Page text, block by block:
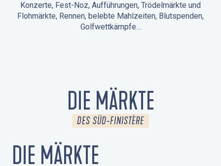
Konzerte, Fest-Noz, Aufführungen, Trödelmärkte und
Flohmärkte, Rennen, belebte Mahlzeiten, Blutspenden,
Golfwettkämpfe…
DIE MÄRKTE
DES SÜD-FINISTÈRE
DIE MÄRKTE